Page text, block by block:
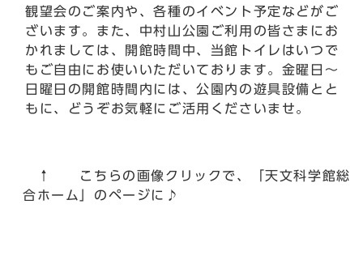
観望会のご案内や、各種のイベント予定などがご
ざいます。また、中村山公園ご利用の皆さまにお
かれましては、開館時間中、当館トイレはいつで
もご自由にお使いいただいております。金曜日～
日曜日の開館時間内には、公園内の遊具設備とと
もに、どうぞお気軽にご活用くださいませ。
↑ こちらの画像クリックで、「天文科学館総
合ホーム」のページに♪